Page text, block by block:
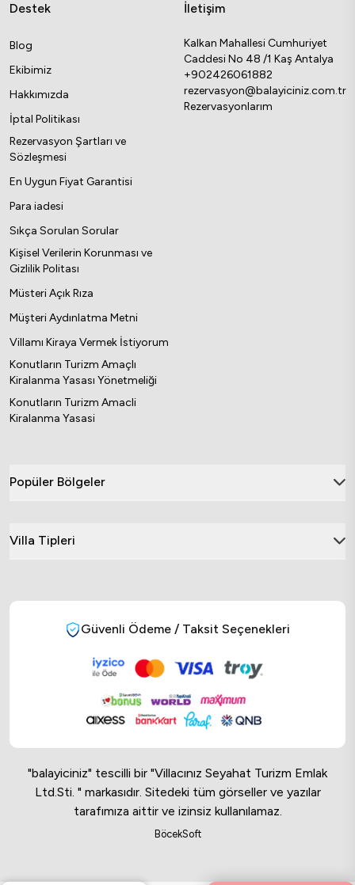
Destek
Blog
Ekibimiz
Hakkımızda
İptal Politikası
Rezervasyon Şartları ve
Sözleşmesi
En Uygun Fiyat Garantisi
Para iadesi
Sıkça Sorulan Sorular
Kişisel Verilerin Korunması ve
Gizlilik Politası
Müsteri Açık Rıza
Müşteri Aydınlatma Metni
Villamı Kiraya Vermek İstiyorum
Konutların Turizm Amaçlı
Kiralanma Yasası Yönetmeliği
Konutların Turizm Amacli
Kiralanma Yasasi
İletişim
Kalkan Mahallesi Cumhuriyet
Caddesi No 48 /1 Kaş Antalya
+902426061882
rezervasyon@balayiciniz.com.tr
Rezervasyonlarım
Popüler Bölgeler
Villa Tipleri
Güvenli Ödeme / Taksit Seçenekleri
"balayiciniz" tescilli bir "Villacınız Seyahat Turizm Emlak
Ltd.Sti. " markasıdır. Sitedeki tüm görseller ve yazılar
tarafımıza aittir ve izinsiz kullanılamaz.
BöcekSoft